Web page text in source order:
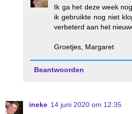
Ik ga het deze week
ik gebruikte nog niet
verbeterd aan het
Groetjes, Margaret
Beantwoorden
ineke 14 juni 2020 om 12:35